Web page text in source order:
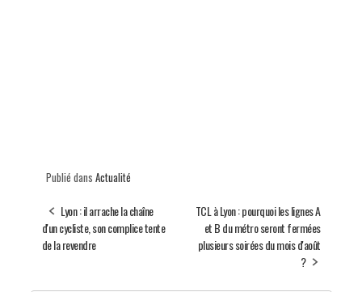
Publié dans Actualité
Lyon : il arrache la chaîne
d'un cycliste, son complice tente
de la revendre
TCL à Lyon : pourquoi les lignes A
et B du métro seront fermées
plusieurs soirées du mois d'août
?